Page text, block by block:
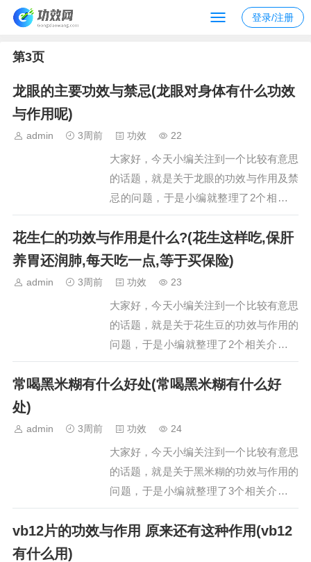
登录/注册
第3页
龙眼的主要功效与禁忌(龙眼对身体有什么功效
与作用呢)
admin 3周前 功效 22
大家好，今天小编关注到一个比较有意思
的话题，就是关于龙眼的功效与作用及禁
忌的问题，于是小编就整理了2个相关介
绍龙眼的功效与作用及禁忌的解答，让我
们一起看看吧。文章目录：龙眼的主要功
效与禁忌龙眼对身体有什么功效与作用呢
一、龙眼的主要功效与禁忌龙眼（桂圆）
和增强记忆力…
花生仁的功效与作用是什么?(花生这样吃,保肝
养胃还润肺,每天吃一点,等于买保险)
admin 3周前 功效 23
大家好，今天小编关注到一个比较有意思
的话题，就是关于花生豆的功效与作用的
问题，于是小编就整理了2个相关介绍花
生豆的功效与作用的解答，让我们一起看
看吧。文章目录：花生仁的功效与作用是
一点,等于买保险一、花生仁的功效与作
豆，…
常喝黑米糊有什么好处(常喝黑米糊有什么好
处)
admin 3周前 功效 24
大家好，今天小编关注到一个比较有意思
的话题，就是关于黑米糊的功效与作用的
问题，于是小编就整理了3个相关介绍黑
米糊的功效与作用的解答，让我们一起看
看吧。文章目录：常喝黑米糊有什么好处
vb12片的功效与作用 原来还有这种作用(vb12
有什么用)